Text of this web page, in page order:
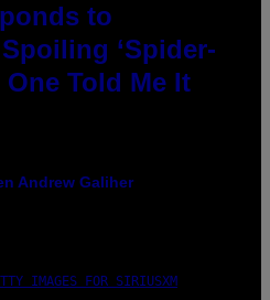
to
‘Spider-
One Told Me It
Andrew Galiher
IMAGES FOR SIRIUSXM